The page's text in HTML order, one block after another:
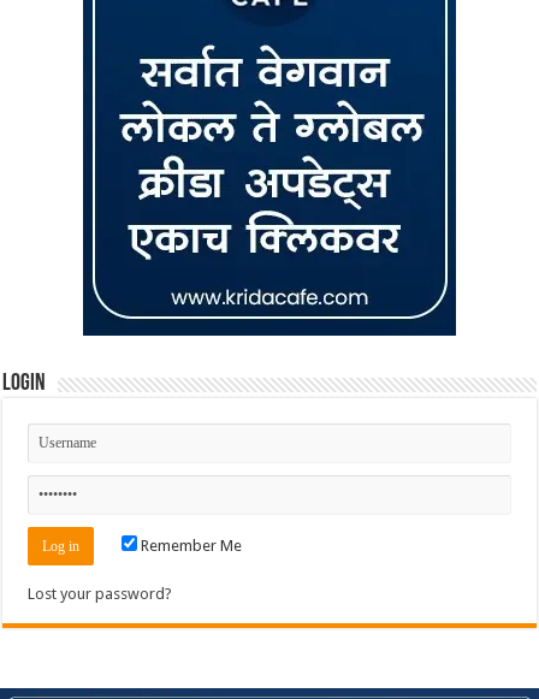
Login
Remember Me
Lost your password?